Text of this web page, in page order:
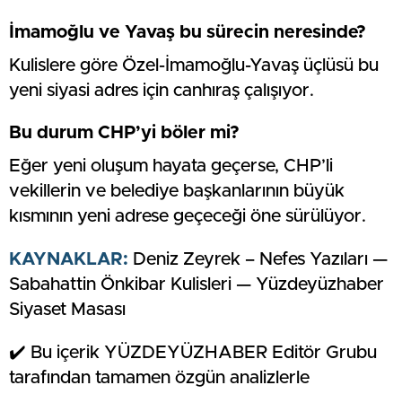
İmamoğlu ve Yavaş bu sürecin neresinde?
Kulislere göre Özel-İmamoğlu-Yavaş üçlüsü bu
yeni siyasi adres için canhıraş çalışıyor.
Bu durum CHP’yi böler mi?
Eğer yeni oluşum hayata geçerse, CHP’li
vekillerin ve belediye başkanlarının büyük
kısmının yeni adrese geçeceği öne sürülüyor.
KAYNAKLAR: Deniz Zeyrek – Nefes Yazıları —
Sabahattin Önkibar Kulisleri — Yüzdeyüzhaber
Siyaset Masası
✔️ Bu içerik YÜZDEYÜZHABER Editör Grubu
tarafından tamamen özgün analizlerle